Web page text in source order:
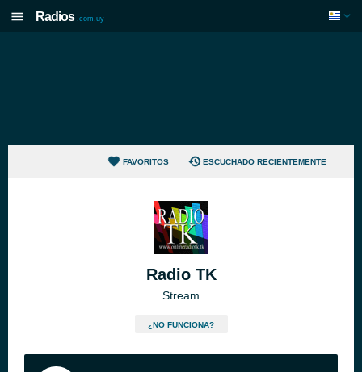
Radios .com.uy
FAVORITOS ESCUCHADO RECIENTEMENTE
Radio TK
Stream
¿NO FUNCIONA?